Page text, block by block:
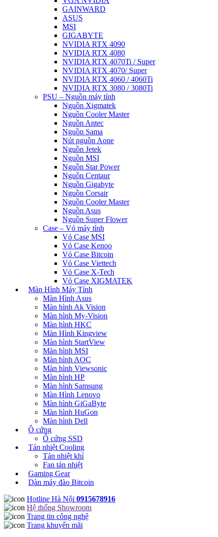
GAINWARD
ASUS
MSI
GIGABYTE
NVIDIA RTX 4090
NVIDIA RTX 4080
NVIDIA RTX 4070Ti / Super
NVIDIA RTX 4070/ Super
NVIDIA RTX 4060 / 4060Ti
NVIDIA RTX 3080 / 3080Ti
PSU – Nguồn máy tính
Nguồn Xigmatek
Nguồn Cooler Master
Nguồn Antec
Nguồn Sama
Nút nguồn Aone
Nguồn Jetek
Nguồn MSI
Nguồn Star Power
Nguồn Centaur
Nguồn Gigabyte
Nguồn Corsair
Nguồn Cooler Master
Nguồn Asus
Nguồn Super Flower
Case – Vỏ máy tính
Vỏ Case MSI
Vỏ Case Kenoo
Vỏ Case Bitcoin
Vỏ Case Viettech
Vỏ Case X-Tech
Vỏ Case XIGMATEK
Màn Hình Máy Tính
Màn Hình Asus
Màn hình Ak Vision
Màn hình My-Vision
Màn hình HKC
Màn Hình Kingview
Màn hình StartView
Màn hình MSI
Màn hình AOC
Màn hình Viewsonic
Màn hình HP
Màn hình Samsung
Màn Hình Lenovo
Màn hình GiGaByte
Màn hình HuGon
Màn hình Dell
Ô cứng
Ổ cứng SSD
Tản nhiệt Cooling
Tản nhiệt khí
Fan tản nhiệt
Gaming Gear
Dàn máy đào Bitcoin
Hotline Hà Nội 0915678916
Hệ thống Showroom
Trang tin công nghệ
Trang khuyến mãi